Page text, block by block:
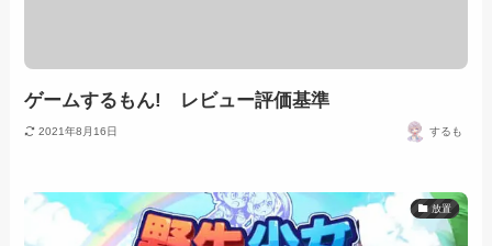
ゲームするもん! レビュー評価基準
2021年8月16日 するも
放置